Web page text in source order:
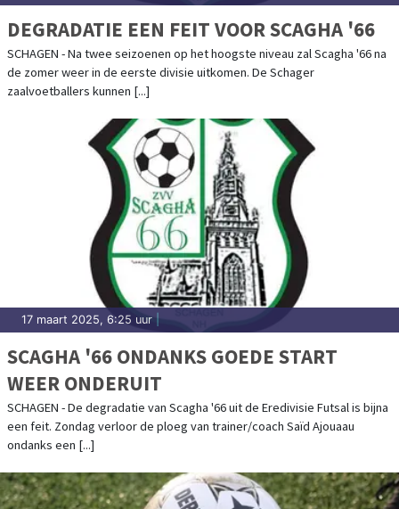
DEGRADATIE EEN FEIT VOOR SCAGHA '66
SCHAGEN - Na twee seizoenen op het hoogste niveau zal Scagha '66 na
de zomer weer in de eerste divisie uitkomen. De Schager
zaalvoetballers kunnen [...]
17 maart 2025, 6:25 uur|
SCAGHA '66 ONDANKS GOEDE START
WEER ONDERUIT
SCHAGEN - De degradatie van Scagha '66 uit de Eredivisie Futsal is bijna
een feit. Zondag verloor de ploeg van trainer/coach Saïd Ajouaau
ondanks een [...]